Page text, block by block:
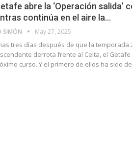
abre la ‘Operación salida’
continúa en el aire la…
SIMÓN May 27, 2025
tres días después de que la temporada
derrota frente al Celta, el
curso. Y el primero de ellos ha sido